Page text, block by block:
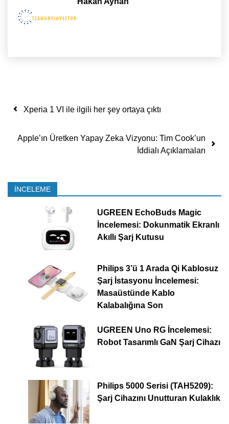
Yazı dolaşımı
Xperia 1 VI ile ilgili her şey ortaya çıktı
Apple’ın Üretken Yapay Zeka Vizyonu: Tim Cook’un
İddialı Açıklamaları
İNCELEME
UGREEN EchoBuds Magic
İncelemesi: Dokunmatik Ekranlı
Akıllı Şarj Kutusu
Philips 3’ü 1 Arada Qi Kablosuz
Şarj İstasyonu İncelemesi:
Masaüstünde Kablo
Kalabalığına Son
UGREEN Uno RG İncelemesi:
Robot Tasarımlı GaN Şarj Cihazı
Philips 5000 Serisi (TAH5209):
Şarj Cihazını Unutturan Kulaklık